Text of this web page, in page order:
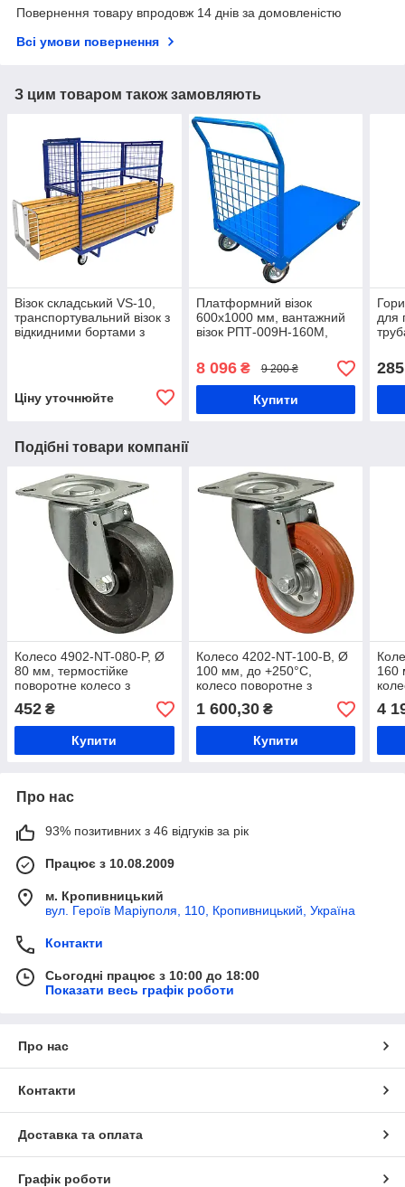
Повернення товару впродовж 14 днів за домовленістю
Всі умови повернення
З цим товаром також замовляють
Візок складський VS-10,
транспортувальний візок з
відкидними бортами з
Ціну уточнюйте
Платформний візок
600х1000 мм, вантажний
візок РПТ-009Н-160М,
товару, складський візок,
торговий візок
8 096₴ 9 200 ₴
Купити
для
285
Подібні товари компанії
Колесо 4902-NT-080-P, Ø
80 мм, термостійке
поворотне колесо з
пекарню, колесо в
харчопереробний цех 49
452 ₴
Купити
Колесо 4202-NT-100-B, Ø
100 мм, до +250°C,
колесо поворотне з
кронштейном, термостійке
колесо, жаростійке колесо
в пекарню
1 600,30₴
Купити
160
в
4
Про нас
93% позитивних з 46 відгуків за рік
Працює з 10.08.2009
м. Кропивницький
вул. Героїв Маріуполя, 110, Кропивницький, Україна
Контакти
Сьогодні працює з 10:00 до 18:00
Показати весь графік роботи
Про нас
Контакти
Доставка та оплата
Графік роботи